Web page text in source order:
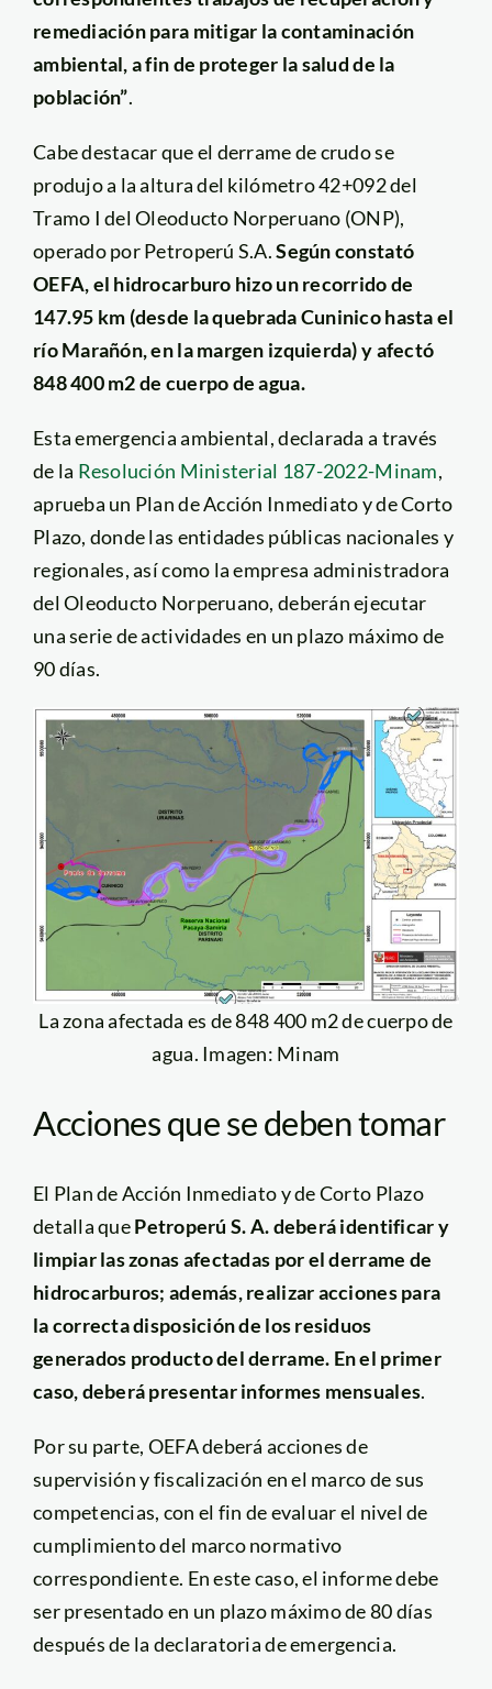
remediación para mitigar la contaminación
ambiental, a fin de proteger la salud de la
población”.
Cabe destacar que el derrame de crudo se
produjo a la altura del kilómetro 42+092 del
Tramo I del Oleoducto Norperuano (ONP),
operado por Petroperú S.A.Según constató
OEFA, el hidrocarburo hizo un recorrido de
147.95 km (desde la quebrada Cuninico hasta el
río Marañón, en la margen izquierda) y afectó
848 400 m2 de cuerpo de agua.
Esta emergencia ambiental, declarada a través
de la Resolución Ministerial 187-2022-Minam,
aprueba un Plan de Acción Inmediato y de Corto
Plazo, donde las entidades públicas nacionales y
regionales, así como la empresa administradora
del Oleoducto Norperuano, deberán ejecutar
una serie de actividades en un plazo máximo de
90 días.
La zona afectada es de 848 400 m2 de cuerpo de
agua. Imagen: Minam
Acciones que se deben tomar
El Plan de Acción Inmediato y de Corto Plazo
detalla quePetroperú S. A. deberá identificar y
limpiar las zonas afectadas por el derrame de
hidrocarburos; además, realizar acciones para
la correcta disposición de los residuos
generados producto del derrame. En el primer
caso, deberá presentar informes mensuales.
Por su parte, OEFA deberá acciones de
supervisión y fiscalización en el marco de sus
competencias, con el fin de evaluar el nivel de
cumplimiento del marco normativo
correspondiente. En este caso, el informe debe
ser presentado en un plazo máximo de 80 días
después de la declaratoria de emergencia.